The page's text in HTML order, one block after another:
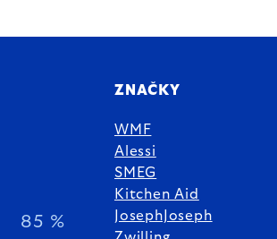
85 %
ZNAČKY
WMF
Alessi
SMEG
Kitchen Aid
JosephJoseph